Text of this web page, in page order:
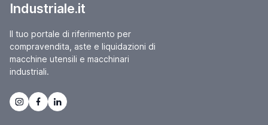
Industriale.it
Il tuo portale di riferimento per
compravendita, aste e liquidazioni di
macchine utensili e macchinari
industriali.